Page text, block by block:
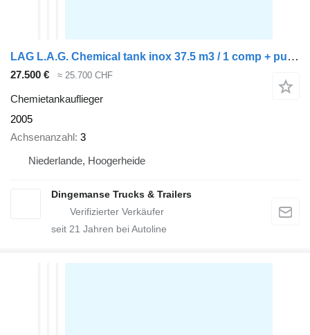
LAG L.A.G. Chemical tank inox 37.5 m3 / 1 comp + pump
27.500 € ≈ 25.700 CHF
Chemietankauflieger
2005
Achsenanzahl 3
Niederlande, Hoogerheide
Dingemanse Trucks & Trailers
seit 21 Jahren bei Autoline